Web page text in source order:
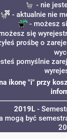
- nie
- aktualnie nie
- możesz
się
prośbę o
pomyślnie
ikonę "i" przy
2019L-
mogą być